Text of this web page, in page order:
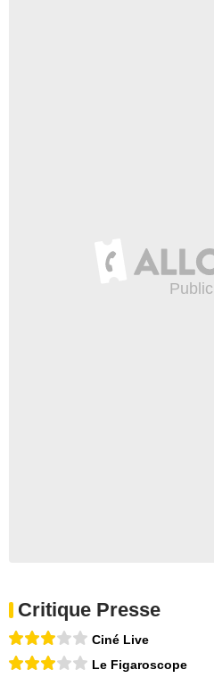
Critique Presse
Ciné Live
Le Figaroscope